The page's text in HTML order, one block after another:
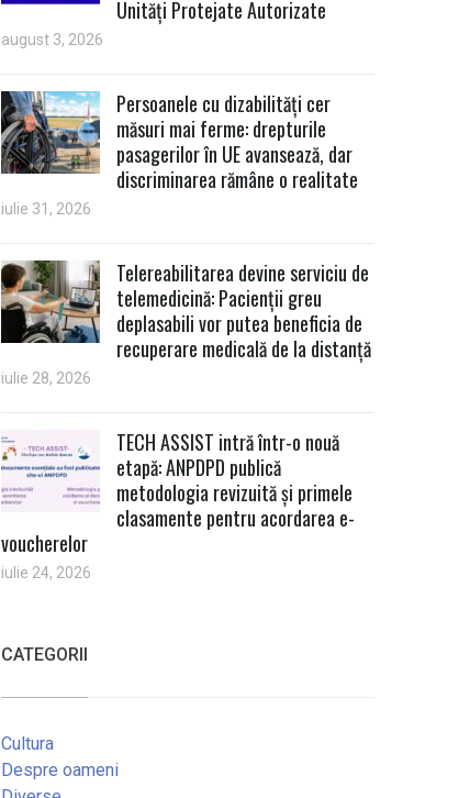
Unități Protejate Autorizate
august 3, 2026
Persoanele cu dizabilități cer
măsuri mai ferme: drepturile
pasagerilor în UE avansează, dar
discriminarea rămâne o realitate
iulie 31, 2026
Telereabilitarea devine serviciu de
telemedicină: Pacienții greu
deplasabili vor putea beneficia de
recuperare medicală de la distanță
iulie 28, 2026
TECH ASSIST intră într-o nouă
etapă: ANPDPD publică
metodologia revizuită și primele
clasamente pentru acordarea e-
voucherelor
iulie 24, 2026
CATEGORII
Cultura
Despre oameni